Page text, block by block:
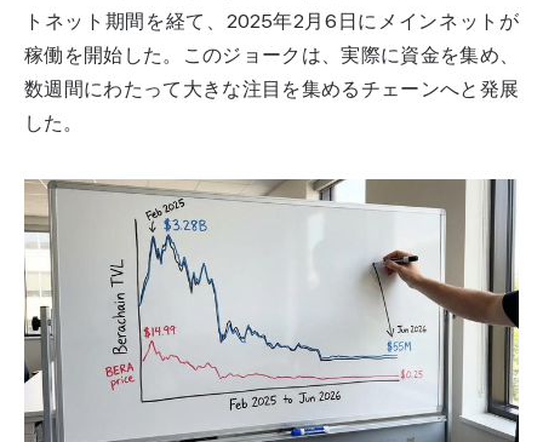
トネット期間を経て、2025年2月6日にメインネットが
稼働を開始した。このジョークは、実際に資金を集め、
数週間にわたって大きな注目を集めるチェーンへと発展
した。